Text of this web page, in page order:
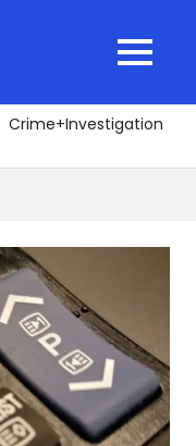
MENU
Crime+Investigation